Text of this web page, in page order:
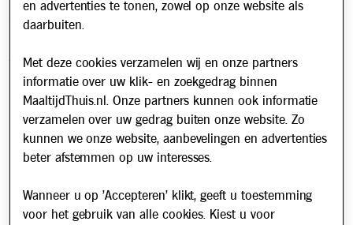
Veelgestelde vragen
Werken bij
Nieuws
Nieuwsbrief
Schrijf u in voor onze nieuwsbrief en blijf op de hoogte van
en advertenties te tonen, zowel op onze website als
daarbuiten.
Met deze cookies verzamelen wij en onze partners
informatie over uw klik- en zoekgedrag binnen
MaaltijdThuis.nl. Onze partners kunnen ook informatie
verzamelen over uw gedrag buiten onze website. Zo
kunnen we onze website, aanbevelingen en advertenties
beter afstemmen op uw interesses.
Wanneer u op 'Accepteren' klikt, geeft u toestemming
voor het gebruik van alle cookies. Kiest u voor